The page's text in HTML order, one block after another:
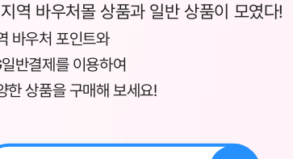
역 바우처몰 상품과 일반 상품이 모였다!
바우처 포인트와
반결제를 이용하여
한 상품을 구매해 보세요!